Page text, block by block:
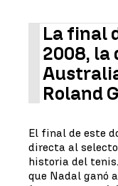
La final
2008, la
Roland
El final de este
directa al
historia del
que Nadal ganó